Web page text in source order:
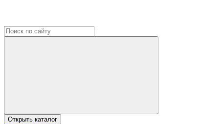
Открыть каталог